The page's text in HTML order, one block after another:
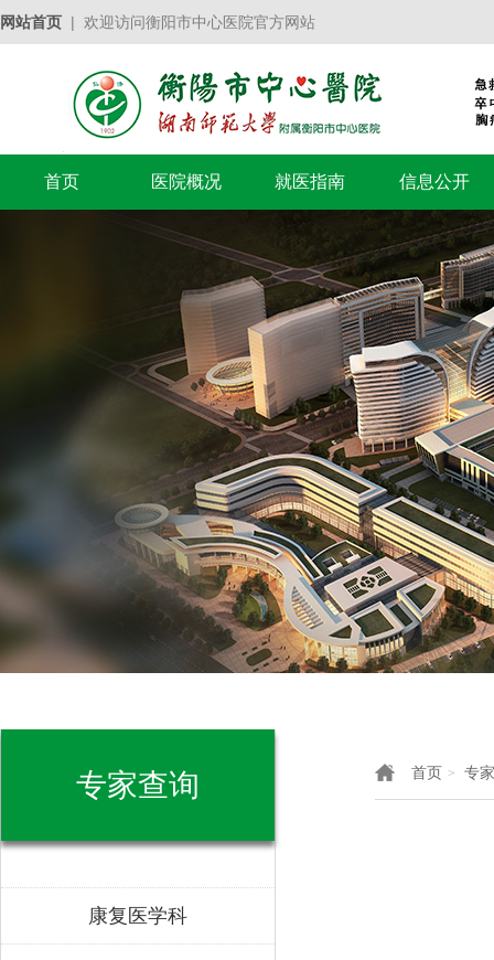
网站首页 | 欢迎访问衡阳市中心医院官方网站
首页 医院概况 就医指南 信息公开
专家查询
康复医学科
首页 > 专